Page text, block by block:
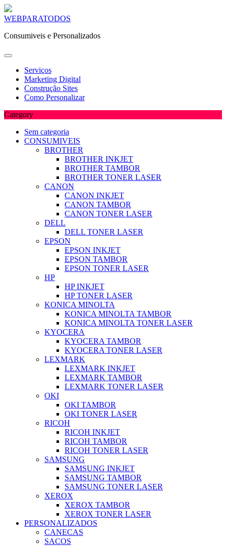
Skip
content
WEBPARATODOS
Consumiveis e Personalizados
Serviços
Marketing Digital
Construção Sites
Como Personalizar
Category
Sem categoria
CONSUMIVEIS
BROTHER
BROTHER INKJET
BROTHER TAMBOR
BROTHER TONER LASER
CANON
CANON INKJET
CANON TAMBOR
CANON TONER LASER
DELL
DELL TONER LASER
EPSON
EPSON INKJET
EPSON TAMBOR
EPSON TONER LASER
HP
HP INKJET
HP TONER LASER
KONICA MINOLTA
KONICA MINOLTA TAMBOR
KONICA MINOLTA TONER LASER
KYOCERA
KYOCERA TAMBOR
KYOCERA TONER LASER
LEXMARK
LEXMARK INKJET
LEXMARK TAMBOR
LEXMARK TONER LASER
OKI
OKI TAMBOR
OKI TONER LASER
RICOH
RICOH INKJET
RICOH TAMBOR
RICOH TONER LASER
SAMSUNG
SAMSUNG INKJET
SAMSUNG TAMBOR
SAMSUNG TONER LASER
XEROX
XEROX TAMBOR
XEROX TONER LASER
PERSONALIZADOS
CANECAS
SACOS